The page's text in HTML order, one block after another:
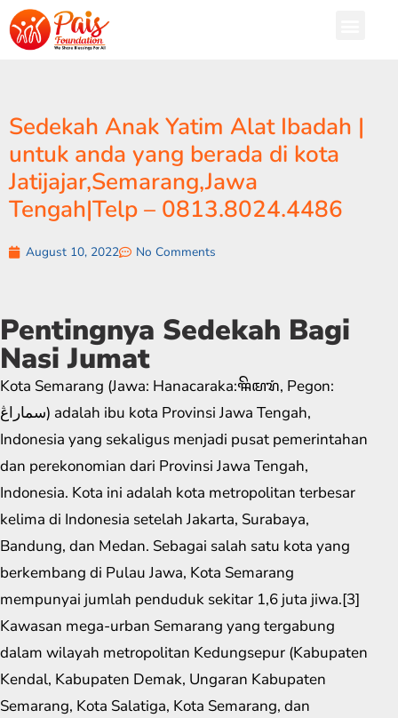
Sedekah Anak Yatim Alat Ibadah |
untuk anda yang berada di kota
Jatijajar,Semarang,Jawa
Tengah|Telp – 0813.8024.4486
August 10, 2022 No Comments
Pentingnya Sedekah Bagi
Nasi Jumat
Kota Semarang (Jawa: Hanacaraka:ꦯꦼꦩꦫꦁ​, Pegon:
سماراڠ) adalah ibu kota Provinsi Jawa Tengah,
Indonesia yang sekaligus menjadi pusat pemerintahan
dan perekonomian dari Provinsi Jawa Tengah,
Indonesia. Kota ini adalah kota metropolitan terbesar
kelima di Indonesia setelah Jakarta, Surabaya,
Bandung, dan Medan. Sebagai salah satu kota yang
berkembang di Pulau Jawa, Kota Semarang
mempunyai jumlah penduduk sekitar 1,6 juta jiwa.[3]
Kawasan mega-urban Semarang yang tergabung
dalam wilayah metropolitan Kedungsepur (Kabupaten
Kendal, Kabupaten Demak, Ungaran Kabupaten
Semarang, Kota Salatiga, Kota Semarang, dan